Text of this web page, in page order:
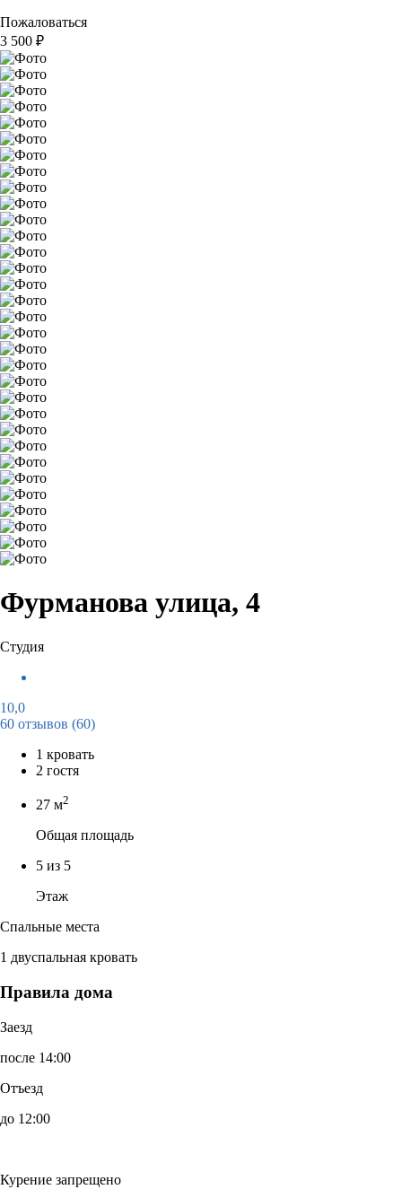
Пожаловаться
3 500 ₽
Фурманова улица, 4
Студия
10,0
60 отзывов (60)
1 кровать
2 гостя
27 м2
Общая площадь
5 из 5
Этаж
Спальные места
1 двуспальная кровать
Правила дома
Заезд
после 14:00
Отъезд
до 12:00
Курение запрещено